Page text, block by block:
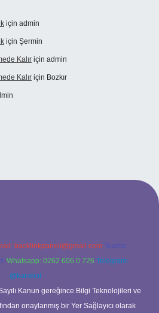
için admin
için Şermin
Kalır için admin
Kalır için Bozkır
backlinkpaneli@gmail.com Teams:
Whatsapp: 0262 606 0 726 Telegram:
@karabul
Kanun gereğince Bilgi Teknolojileri ve
onaylanmış bir Yer Sağlayıcı olarak